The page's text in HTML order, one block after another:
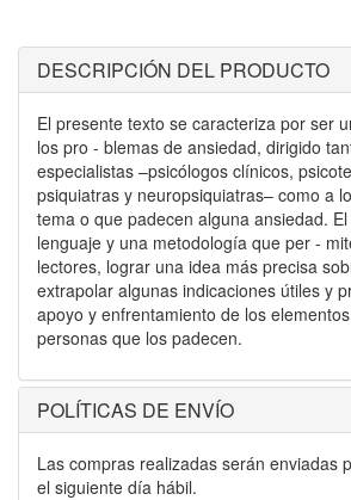
DESCRIPCIÓN DEL PRODUCTO
El presente texto se caracteriza por ser
los pro - blemas de ansiedad, dirigido
especialistas –psicólogos clínicos,
psiquiatras y neuropsiquiatras– como a
tema o que padecen alguna ansiedad.
lenguaje y una metodología que per -
lectores, lograr una idea más precisa
extrapolar algunas indicaciones útiles y
apoyo y enfrentamiento de los
personas que los padecen.
POLÍTICAS DE ENVÍO
Las compras realizadas serán enviadas
el siguiente día hábil.